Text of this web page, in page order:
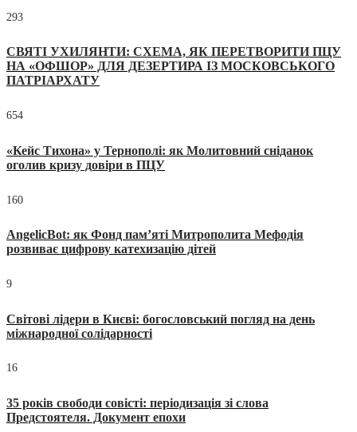
293
СВЯТІ УХИЛЯНТИ: СХЕМА, ЯК ПЕРЕТВОРИТИ ПЦУ
НА «ОФШОР» ДЛЯ ДЕЗЕРТИРА ІЗ МОСКОВСЬКОГО
ПАТРІАРХАТУ
654
«Кейс Тихона» у Тернополі: як Молитовний сніданок
оголив кризу довіри в ПЦУ
160
AngelicBot: як Фонд пам’яті Митрополита Мефодія
розвиває цифрову катехизацію дітей
9
Світові лідери в Києві: богословський погляд на день
міжнародної солідарності
16
35 років свободи совісті: періодизація зі слова
Предстоятеля. Документ епохи